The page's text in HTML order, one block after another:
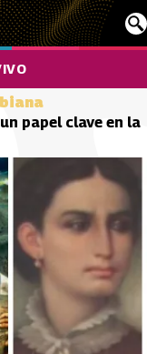
papel clave en la